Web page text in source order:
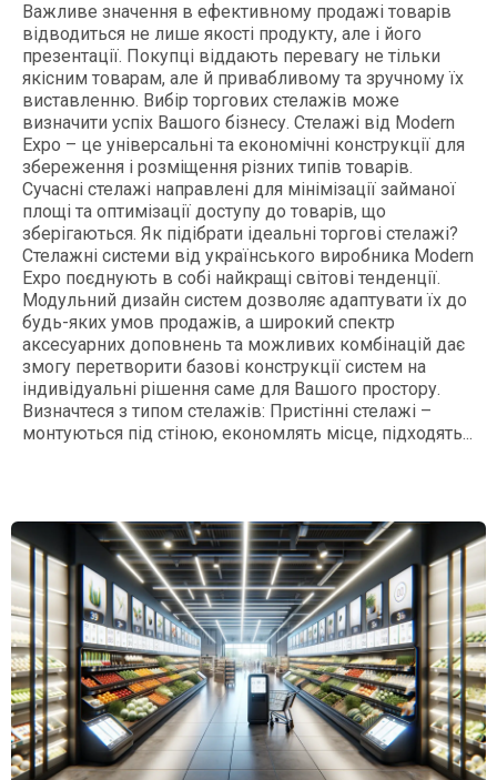
Важливе значення в ефективному продажі товарів
відводиться не лише якості продукту, але і його
презентації. Покупці віддають перевагу не тільки
якісним товарам, але й привабливому та зручному їх
виставленню. Вибір торгових стелажів може
визначити успіх Вашого бізнесу. Стелажі від Modern
Expo – це універсальні та економічні конструкції для
збереження і розміщення різних типів товарів.
Сучасні стелажі направлені для мінімізації займаної
площі та оптимізації доступу до товарів, що
зберігаються. Як підібрати ідеальні торгові стелажі?
Стелажні системи від українського виробника Modern
Expo поєднують в собі найкращі світові тенденції.
Модульний дизайн систем дозволяє адаптувати їх до
будь-яких умов продажів, а широкий спектр
аксесуарних доповнень та можливих комбінацій дає
змогу перетворити базові конструкції систем на
індивідуальні рішення саме для Вашого простору.
Визначтеся з типом стелажів: Пристінні стелажі –
монтуються під стіною, економлять місце, підходять...